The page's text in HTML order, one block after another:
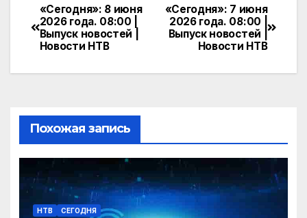
e
gr
a
m
n
o
a
s
ni
ki
itt
er
п
р
в
ь
Навигация
по
записям
«Сегодня»: 7 июня
2026 года. 08:00 |
Выпуск новостей |
Новости НТВ
«Сегодня»: 8 июня
2026 года. 08:00 |
Выпуск новостей |
Новости НТВ
Похожая запись
НТВ СЕГОДНЯ